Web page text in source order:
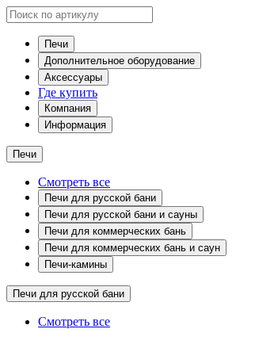
Печи
Дополнительное оборудование
Аксессуары
Где купить
Компания
Информация
Печи
Смотреть все
Печи для русской бани
Печи для русской бани и сауны
Печи для коммерческих бань
Печи для коммерческих бань и саун
Печи-камины
Печи для русской бани
Смотреть все